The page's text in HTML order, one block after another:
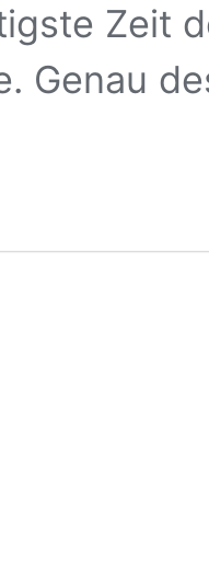
Zeit
Genau